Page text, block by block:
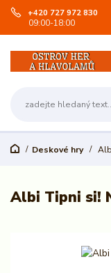
+420 727 972 830
09:00-18:00
Deskové hry
Albi Tipni si!